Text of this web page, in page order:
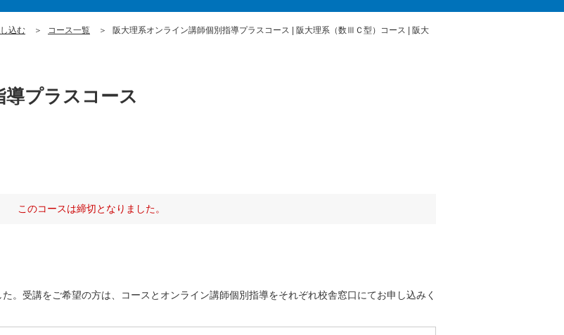
込む コース一覧
阪大理系オンライン講師個別指導プラスコース | 阪大理系（数ⅢＣ型）コース | 阪大
導プラスコース
このコースは締切となりました。
。受講をご希望の方は、コースとオンライン講師個別指導をそれぞれ校舎窓口にてお申し込みく